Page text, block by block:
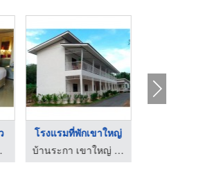
ด์วิว
โรงแรมที่พักเขาใหญ่
บ้านระกา เขาใหญ่ กม 7